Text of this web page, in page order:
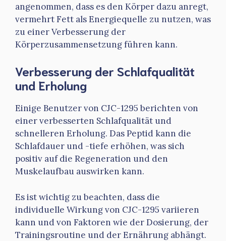
angenommen, dass es den Körper dazu anregt,
vermehrt Fett als Energiequelle zu nutzen, was
zu einer Verbesserung der
Körperzusammensetzung führen kann.
Verbesserung der Schlafqualität
und Erholung
Einige Benutzer von CJC-1295 berichten von
einer verbesserten Schlafqualität und
schnelleren Erholung. Das Peptid kann die
Schlafdauer und -tiefe erhöhen, was sich
positiv auf die Regeneration und den
Muskelaufbau auswirken kann.
Es ist wichtig zu beachten, dass die
individuelle Wirkung von CJC-1295 variieren
kann und von Faktoren wie der Dosierung, der
Trainingsroutine und der Ernährung abhängt.